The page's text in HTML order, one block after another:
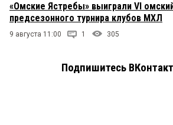
«Омские Ястребы» выиграли VI
предсезонного турнира клубов МХЛ
9 августа 11:00 1 305
Подпишитесь